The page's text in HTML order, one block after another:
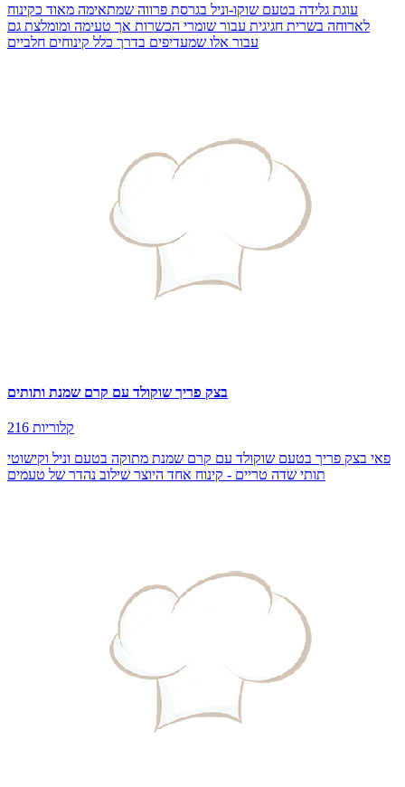
עוגת גלידה בטעם שוקו-וניל בגרסת פרווה שמתאימה מאוד כקינוח
לארוחה בשרית חגיגית עבור שומרי הכשרות אך טעימה ומומלצת גם
עבור אלו שמעדיפים בדרך כלל קינוחים חלביים
בצק פריך שוקולד עם קרם שמנת ותותים
216 קלוריות
פאי בצק פריך בטעם שוקולד עם קרם שמנת מתוקה בטעם וניל וקישוטי
תותי שדה טריים - קינוח אחד היוצר שילוב נהדר של טעמים